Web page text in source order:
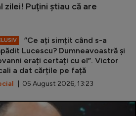
zilei! Puţini ştiau că are
”Ce ați simțit când s-a
Lucescu? Dumneavoastră și
erați certați cu el”. Victor
a dat cărțile pe față
| 05 August 2026, 13:23